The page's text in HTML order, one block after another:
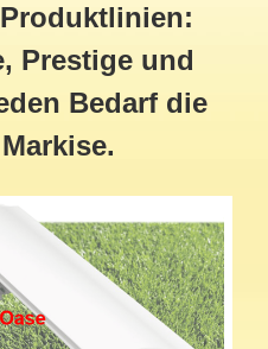
Prestige und
Bedarf die